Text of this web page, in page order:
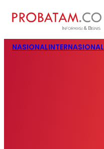
NASIONALINTERNASIONAL